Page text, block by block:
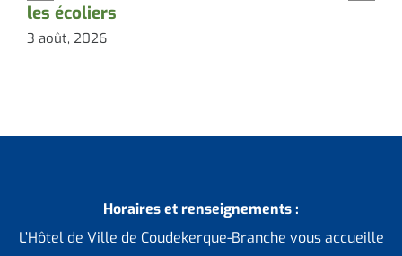
les écoliers
3 août, 2026
Horaires et renseignements :
L’Hôtel de Ville de Coudekerque-Branche vous accueille